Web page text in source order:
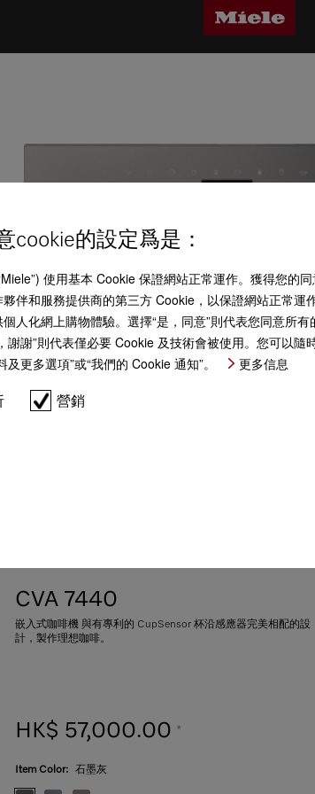
CVA 7440
嵌入式咖啡機 與有專利的 CupSensor 杯沿感應器完美相配的設
計，製作理想咖啡。
HK$ 57,000.00 *
Item Color: 石墨灰
cookie的設定爲是：
使用基本 Cookie 保證網站正常運作。獲得您的
伴和服務提供商的第三方 Cookie，以保證網站正常
人化網上購物體驗。選擇“是，同意”則代表您同意所
謝謝”則代表僅必要 Cookie 及技術會被使用。您可以
更多選項”或“我們的 Cookie 通知”。
更多信息
營銷